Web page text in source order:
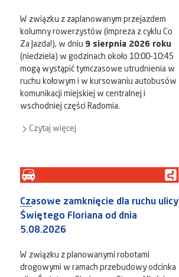
W związku z zaplanowanym przejazdem
kolumny rowerzystów (impreza z cyklu Co
Za Jazda!), w dniu 9 sierpnia 2026 roku
(niedziela) w godzinach około 10:00-10:45
mogą wystąpić tymczasowe utrudnienia w
ruchu kołowym i w kursowaniu autobusów
komunikacji miejskiej w centralnej i
wschodniej części Radomia.
Czytaj więcej
Czasowe zamknięcie dla ruchu ulicy
Świętego Floriana od dnia
5.08.2026
W związku z planowanymi robotami
drogowymi w ramach przebudowy odcinka